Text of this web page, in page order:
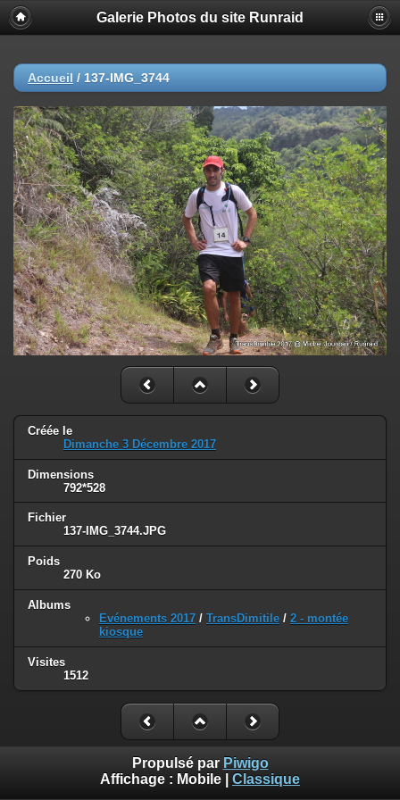
Galerie Photos du site Runraid
Accueil / 137-IMG_3744
Créée le
Dimanche 3 Décembre 2017
Dimensions
792*528
Fichier
137-IMG_3744.JPG
Poids
270 Ko
Albums
Evénements 2017 / TransDimitile / 2 - montée
kiosque
Visites
1512
Propulsé par Piwigo
Affichage : Mobile Classique